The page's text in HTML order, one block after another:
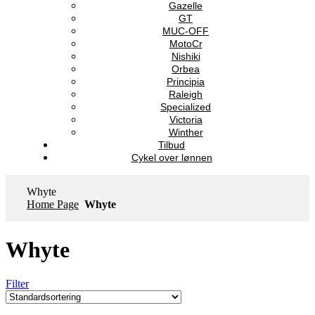
Gazelle
GT
MUC-OFF
MotoCr
Nishiki
Orbea
Principia
Raleigh
Specialized
Victoria
Winther
Tilbud
Cykel over lønnen
Whyte
Home Page Whyte
Whyte
Filter